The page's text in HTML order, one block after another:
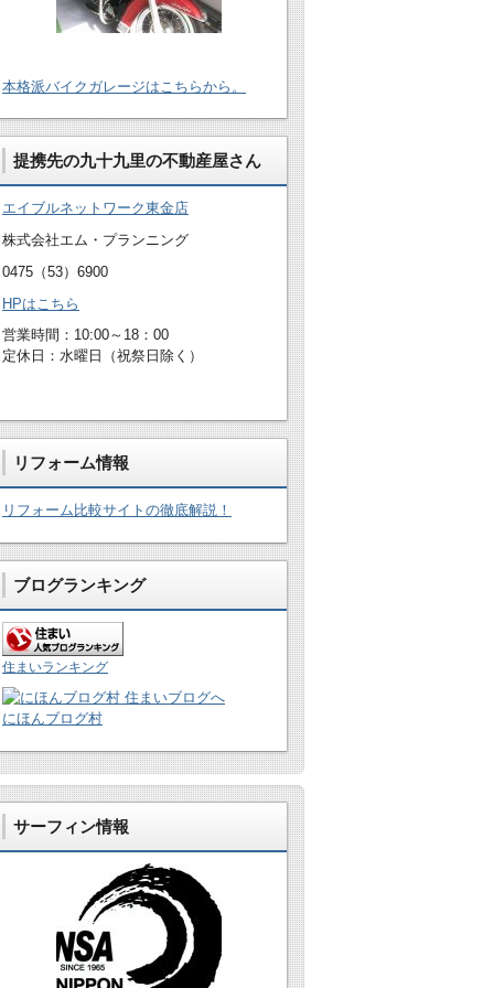
本格派バイクガレージはこちらから。
提携先の九十九里の不動産屋さん
エイブルネットワーク東金店
株式会社エム・プランニング
0475（53）6900
HPはこちら
営業時間：10:00～18：00
定休日：水曜日（祝祭日除く）
リフォーム情報
リフォーム比較サイトの徹底解説！
ブログランキング
住まいランキング
にほんブログ村
サーフィン情報